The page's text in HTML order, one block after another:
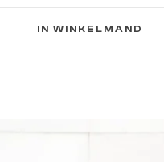
IN WINKELMAND